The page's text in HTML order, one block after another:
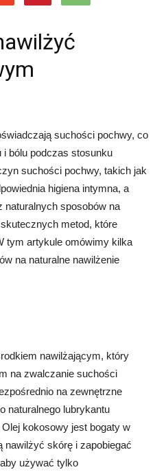
suchości pochwy, co
bólu podczas stosunku
suchości pochwy, takich jak
higiena intymna, a
naturalnych sposobów na
metod, które
tym artykule omówimy kilka
na naturalne nawilżenie
nawilżającym, który
na zwalczanie suchości
na zewnętrzne
naturalnego lubrykantu
kokosowy jest bogaty w
nawilżyć skórę i zapobiegać
używać tylko